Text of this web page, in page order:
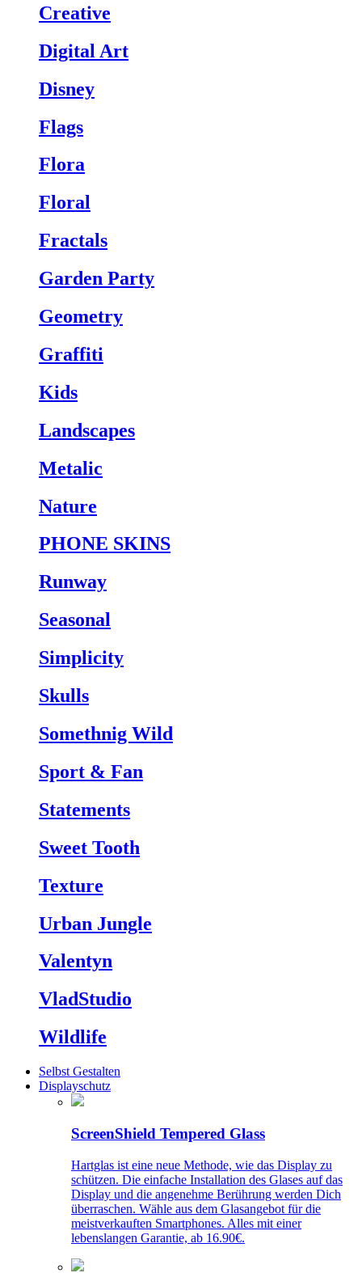
Creative
Digital Art
Disney
Flags
Flora
Floral
Fractals
Garden Party
Geometry
Graffiti
Kids
Landscapes
Metalic
Nature
PHONE SKINS
Runway
Seasonal
Simplicity
Skulls
Somethnig Wild
Sport & Fan
Statements
Sweet Tooth
Texture
Urban Jungle
Valentyn
VladStudio
Wildlife
Selbst Gestalten
Displayschutz
ScreenShield Tempered Glass
Hartglas ist eine neue Methode, wie das Display zu
schützen. Die einfache Installation des Glases auf das
Display und die angenehme Berührung werden Dich
überraschen. Wähle aus dem Glasangebot für die
meistverkauften Smartphones. Alles mit einer
lebenslangen Garantie, ab 16.90€.